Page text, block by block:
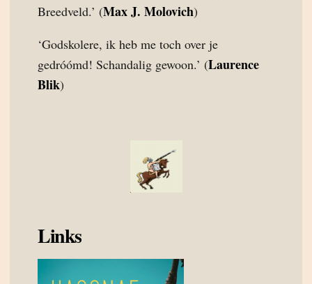
Breedveld.’ (Max J. Molovich)
‘Godskolere, ik heb me toch over je
gedróómd! Schandalig gewoon.’ (Laurence
Blik)
Links